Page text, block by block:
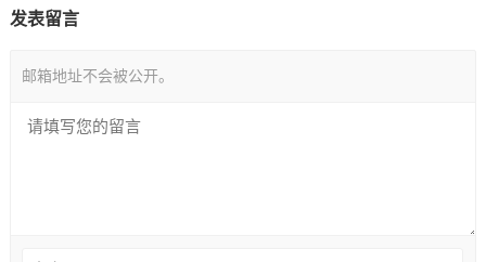
发表留言
邮箱地址不会被公开。